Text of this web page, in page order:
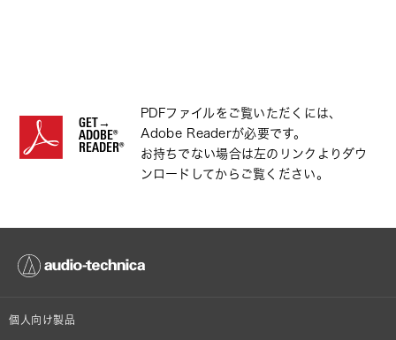
GET→
ADOBE®
READER®
PDFファイルをご覧いただくには、
Adobe Readerが必要です。
お持ちでない場合は左のリンクよりダウ
ンロードしてからご覧ください。
個人向け製品